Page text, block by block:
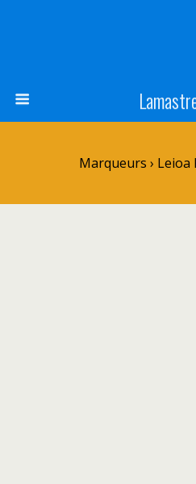
Marqueurs ›